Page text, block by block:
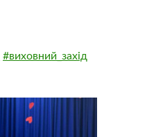
#виховний_захід